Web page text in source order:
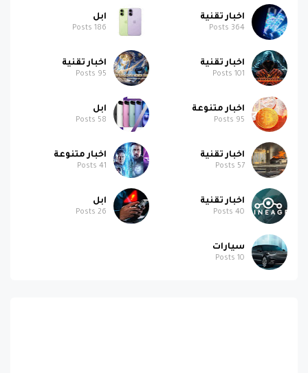
اخبار تقنية
364
ابل
186
اخبار تقنية
101
اخبار تقنية
95
اخبار متنوعة
95
ابل
58
اخبار تقنية
57
اخبار متنوعة
41
اخبار تقنية
40
ابل
26
سيارات
10